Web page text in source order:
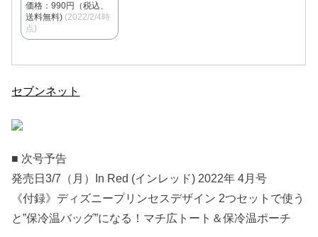
価格：990円（税込、
送料無料) (2022/2/4時
点)
セブンネット
■ 次号予告
発売日3/7（月）In Red (インレッド) 2022年 4月号
《付録》ディズニープリンセスデザイン 2つセットで使う
と”保冷温バッグ”になる！マチ広トート＆保冷温ポーチ